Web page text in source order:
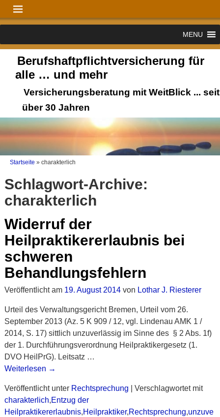
MENU
Berufshaftpflichtversicherung für
alle … und mehr
Versicherungsberatung mit WeitBlick ... seit
über 30 Jahren
Startseite » charakterlich
Schlagwort-Archive:
charakterlich
Widerruf der
Heilpraktikererlaubnis bei
schweren
Behandlungsfehlern
Veröffentlicht am 19. August 2014 von Lothar J. Riesterer
Urteil des Verwaltungsgericht Bremen, Urteil vom 26.
September 2013 (Az. 5 K 909 / 12, vgl. Lindenau AMK 1 /
2014, S. 17) sittlich unzuverlässig im Sinne des § 2 Abs. 1f)
der 1. Durchführungsverordnung Heilpraktikergesetz (1.
DVO HeilPrG). Leitsatz …
Weiterlesen →
Veröffentlicht unter Rechtsprechung
Verschlagwortet mit
charakterlich,Entzug der
Heilpraktikererlaubnis,Heilpraktiker,Rechtsprechung,unzuve